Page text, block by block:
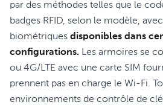
par des méthodes telles que le
badges RFID, selon le modèle,
biométriques disponibles dans
configurations. Les armoires se
ou 4G/LTE avec une carte SIM
prennent pas en charge le Wi-Fi.
environnements de contrôle de